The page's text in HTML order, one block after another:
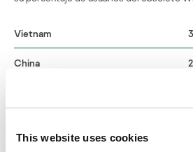
This website uses cookies
Vietnam
China